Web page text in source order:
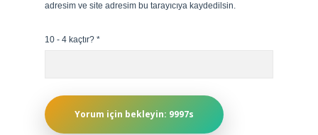
adresim ve site adresim bu tarayıcıya kaydedilsin.
10 - 4 kaçtır? *